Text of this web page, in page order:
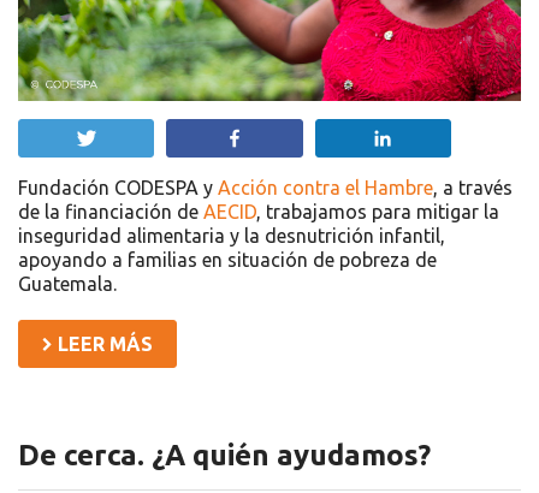
Fundación CODESPA y Acción contra el Hambre, a través
de la financiación de AECID, trabajamos para mitigar la
inseguridad alimentaria y la desnutrición infantil,
apoyando a familias en situación de pobreza de
Guatemala.
LEER MÁS
De cerca. ¿A quién ayudamos?